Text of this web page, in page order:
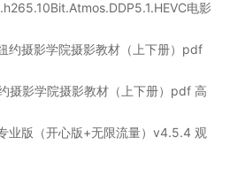
电影
约摄影学院摄影教材（上下册）pdf
摄影学院摄影教材（上下册）pdf 高
业版（开心版+无限流量）v4.5.4 观